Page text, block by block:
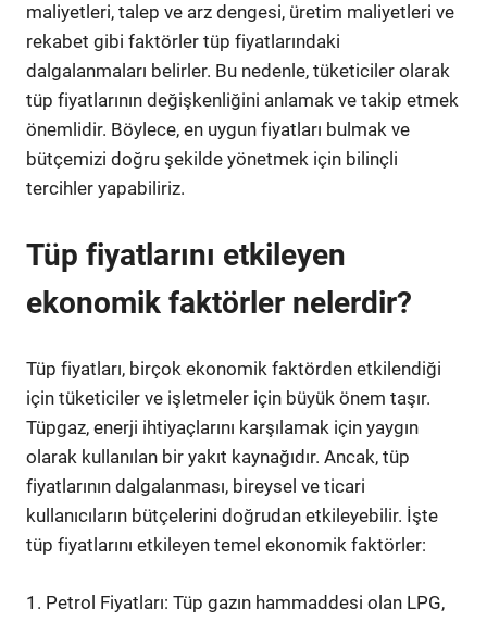
maliyetleri, talep ve arz dengesi, üretim maliyetleri ve
rekabet gibi faktörler tüp fiyatlarındaki
dalgalanmaları belirler. Bu nedenle, tüketiciler olarak
tüp fiyatlarının değişkenliğini anlamak ve takip etmek
önemlidir. Böylece, en uygun fiyatları bulmak ve
bütçemizi doğru şekilde yönetmek için bilinçli
tercihler yapabiliriz.
Tüp fiyatlarını etkileyen
ekonomik faktörler nelerdir?
Tüp fiyatları, birçok ekonomik faktörden etkilendiği
için tüketiciler ve işletmeler için büyük önem taşır.
Tüpgaz, enerji ihtiyaçlarını karşılamak için yaygın
olarak kullanılan bir yakıt kaynağıdır. Ancak, tüp
fiyatlarının dalgalanması, bireysel ve ticari
kullanıcıların bütçelerini doğrudan etkileyebilir. İşte
tüp fiyatlarını etkileyen temel ekonomik faktörler:
1. Petrol Fiyatları: Tüp gazın hammaddesi olan LPG,